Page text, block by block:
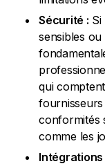
Sécurité : Si
sensibles
qui
conformités
comme les
Intégrations